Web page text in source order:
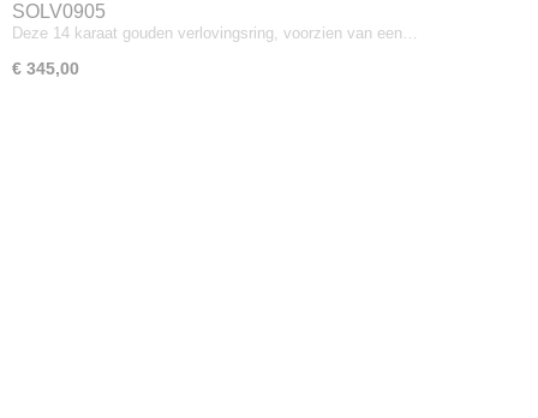
SOLV0905
Deze 14 karaat gouden verlovingsring, voorzien van een…
€ 345,00